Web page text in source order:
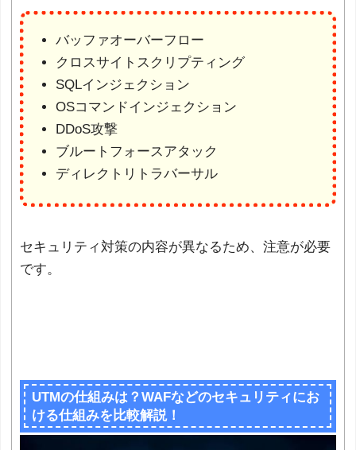
バッファオーバーフロー
クロスサイトスクリプティング
SQLインジェクション
OSコマンドインジェクション
DDoS攻撃
ブルートフォースアタック
ディレクトリトラバーサル
セキュリティ対策の内容が異なるため、注意が必要
です。
UTMの仕組みは？WAFなどのセキュリティにお
ける仕組みを比較解説！